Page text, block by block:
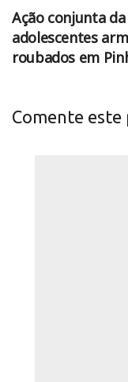
Ação conjunta da
adolescentes
roubados em
Comente este